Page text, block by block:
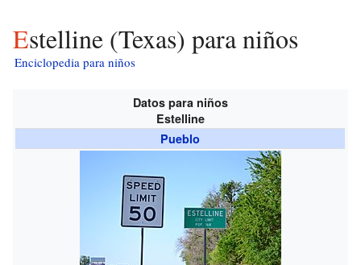
Estelline (Texas) para niños
Enciclopedia para niños
Datos para niños
Estelline
Pueblo